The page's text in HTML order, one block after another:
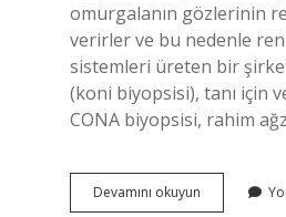
omurgalanın gözlerinin
verirler ve bu nedenle
sistemleri üreten bir
(koni biyopsisi), tanı için
CONA biyopsisi, rahim
Devamını okuyun
Ne